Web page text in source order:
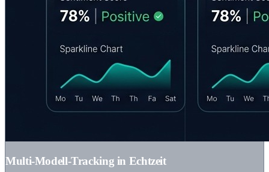
Multi-Modell-Tracking in Echtzeit